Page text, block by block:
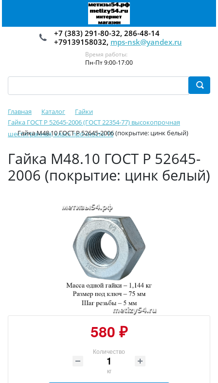
+7 (383) 291-80-32, 286-48-14
+79139158032, mps-nsk@yandex.ru
Время работы:
Пн-Пт 9:00-17:00
Главная Каталог
Гайки
Гайка ГОСТ Р 52645-2006 (ГОСТ 22354-77) высокопрочная
шестигранная, класс прочности 10
Гайка М48.10 ГОСТ Р 52645-2006 (покрытие: цинк белый)
Гайка М48.10 ГОСТ Р 52645-
2006 (покрытие: цинк белый)
580 ₽
Количество
кг